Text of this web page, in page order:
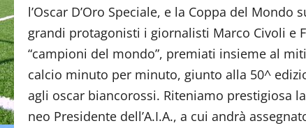
l’Oscar D’Oro Speciale, e la Coppa del
grandi protagonisti i giornalisti Marco Civoli e
“campioni del mondo”, premiati insieme al
calcio minuto per minuto, giunto alla 50^
agli oscar biancorossi. Riteniamo prestigiosa
neo Presidente dell’A.I.A., a cui andrà